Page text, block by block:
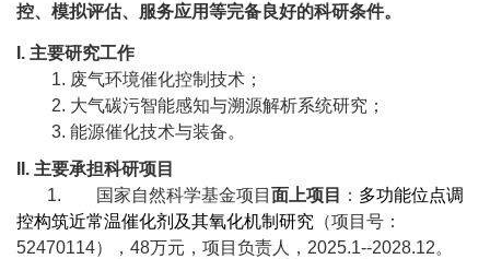
学
园
控、模拟评估、服务应用等完备良好的科研条件。
I. 主要研究工作
1. 废气环境催化控制技术；
2. 大气碳污智能感知与溯源解析系统研究；
3. 能源催化技术与装备。
II. 主要承担科研项目
1.
国家自然科学基金项目 面上项目 ： 多功能位点调
控构筑近常温催化剂及其氧化机制研究 （项目号：
52470114）， 48万元，项目负责人， 2025.1--2028.12。